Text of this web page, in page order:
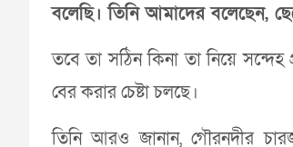
বলেছি। তিনি আমাদের বলেছেন,
তবে তা সঠিন কিনা তা নিয়ে
বের করার চেষ্টা চলছে।
তিনি আরও জানান, গৌরনদীর